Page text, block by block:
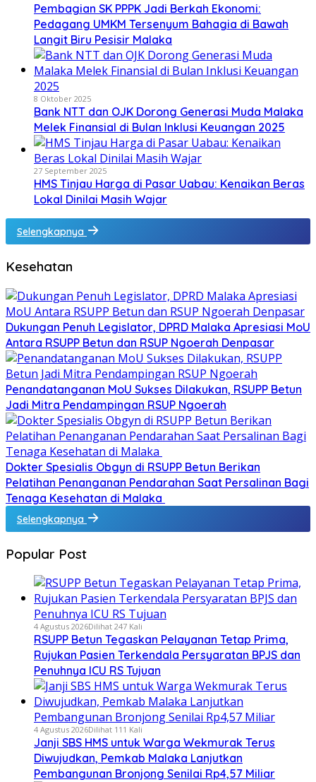
Pembagian SK PPPK Jadi Berkah Ekonomi:
Pedagang UMKM Tersenyum Bahagia di Bawah
Langit Biru Pesisir Malaka
8 Oktober 2025
Bank NTT dan OJK Dorong Generasi Muda Malaka
Melek Finansial di Bulan Inklusi Keuangan 2025
27 September 2025
HMS Tinjau Harga di Pasar Uabau: Kenaikan Beras
Lokal Dinilai Masih Wajar
Selengkapnya
Kesehatan
Dukungan Penuh Legislator, DPRD Malaka Apresiasi MoU
Antara RSUPP Betun dan RSUP Ngoerah Denpasar
Penandatanganan MoU Sukses Dilakukan, RSUPP Betun
Jadi Mitra Pendampingan RSUP Ngoerah
Dokter Spesialis Obgyn di RSUPP Betun Berikan
Pelatihan Penanganan Pendarahan Saat Persalinan Bagi
Tenaga Kesehatan di Malaka
Selengkapnya
Popular Post
4 Agustus 2026Dilihat 247 Kali
RSUPP Betun Tegaskan Pelayanan Tetap Prima,
Rujukan Pasien Terkendala Persyaratan BPJS dan
Penuhnya ICU RS Tujuan
4 Agustus 2026Dilihat 111 Kali
Janji SBS HMS untuk Warga Wekmurak Terus
Diwujudkan, Pemkab Malaka Lanjutkan
Pembangunan Bronjong Senilai Rp4,57 Miliar